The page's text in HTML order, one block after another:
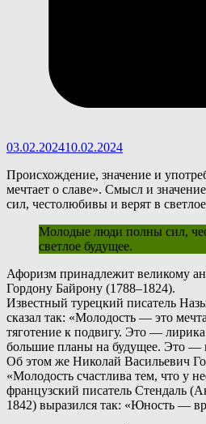
03.02.202410.02.2024
Происхождение, значение и
мечтает о славе». Смысл и
сил, честолюбивы и верят в
Молодые люди полны сил,
светлое будущее.
Афоризм принадлежит великому
Гордону Байрону (1788–1824).
Известный турецкий писатель
сказал так: «Молодость — это
тяготение к подвигу. Это —
большие планы на будущее. Это —
Об этом же Николай Васильевич
«Молодость счастлива тем, что у
французский писатель Стендаль
1842) выразился так: «Юность —